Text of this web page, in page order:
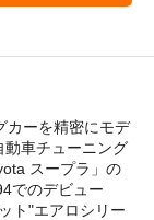
カーを精密にモデ
動車チューニング
スープラ」の
でのデビュー
ト"エアロシリー